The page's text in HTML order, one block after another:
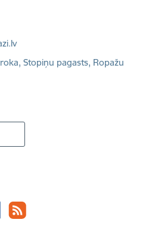
Stopiņu pagasts, Ropažu